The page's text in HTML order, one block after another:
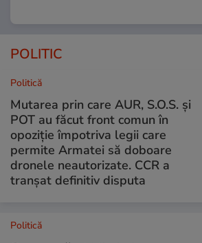
POLITIC
Politică
Mutarea prin care AUR, S.O.S. și
POT au făcut front comun în
opoziție împotriva legii care
permite Armatei să doboare
dronele neautorizate. CCR a
tranșat definitiv disputa
Politică